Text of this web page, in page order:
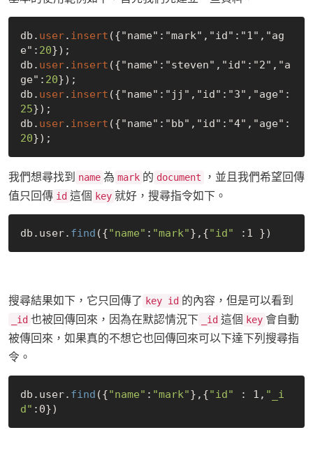
db. user. insert ({"name":"mark","id":"1","ag
e": 20});
db. user. insert ({"name":"steven","id":"2","a
ge": 20});
db. user. insert ({"name":"jj","id":"3","age":
25});
db. user. insert ({"name":"bb","id":"4","age":
20
我們想尋找到 name 為 mark 的 document
，並且我們希望回傳
值只回傳 id 這個 key 就好，搜尋指令如下。
db.user. find ({"name" : "mark"},{"id"
搜尋結果如下，它只回傳了 key id 的內容，但是可以看到
_id 也被回傳回來，因為在默認情況下 _id 這個 key 會自動
被傳回來，如果真的不想它也回傳回來可以下達下列搜尋指
令。
db.user. find ({"name" : "mark"},{"id" : 1, "_i
d"